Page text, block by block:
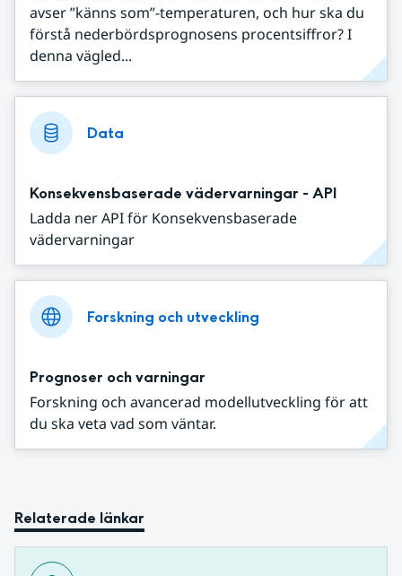
avser ”känns som”-temperaturen, och hur ska du
förstå nederbördsprognosens procentsiffror? I
denna vägled...
Data
Konsekvensbaserade vädervarningar - API
Ladda ner API för Konsekvensbaserade
vädervarningar
Forskning och utveckling
Prognoser och varningar
Forskning och avancerad modellutveckling för att
du ska veta vad som väntar.
Relaterade länkar